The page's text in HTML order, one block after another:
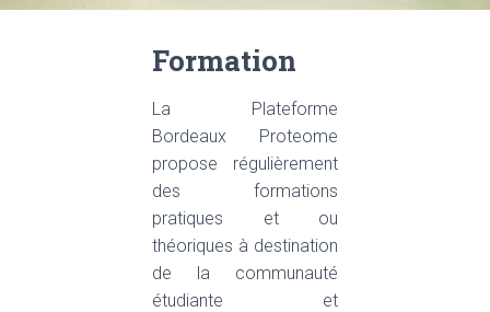
Formation
La Plateforme
Bordeaux Proteome
propose régulièrement
des formations
pratiques et ou
théoriques à destination
de la communauté
étudiante et